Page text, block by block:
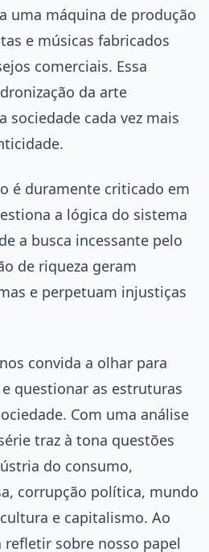
uma máquina de produção
e músicas fabricados
comerciais. Essa
da arte
sociedade cada vez mais
é duramente criticado em
a lógica do sistema
a busca incessante pelo
de riqueza geram
e perpetuam injustiças
convida a olhar para
questionar as estruturas
Com uma análise
traz à tona questões
do consumo,
corrupção política, mundo
e capitalismo. Ao
refletir sobre nosso papel